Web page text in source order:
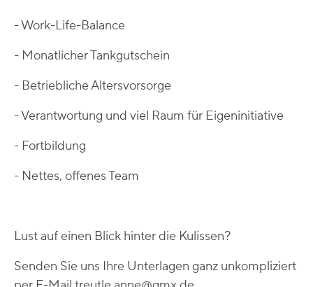
- Work-Life-Balance
- Monatlicher Tankgutschein
- Betriebliche Altersvorsorge
- Verantwortung und viel Raum für Eigeninitiative
- Fortbildung
- Nettes, offenes Team
Lust auf einen Blick hinter die Kulissen?
Senden Sie uns Ihre Unterlagen ganz unkompliziert